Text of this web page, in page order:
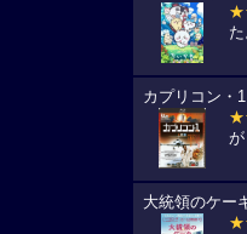
カプリコン・1
大統領のケー